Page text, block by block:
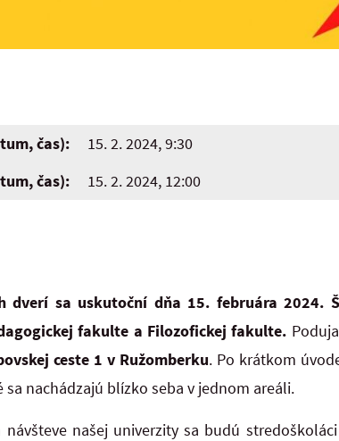
čas):
15. 2. 2024, 9:30
čas):
15. 2. 2024, 12:00
dverí sa uskutoční dňa 15. februára 2024.
fakulte a Filozofickej fakulte.
ceste 1 v Ružomberku. Po krátkom
sa nachádzajú blízko seba v jednom areáli.
návšteve našej univerzity sa budú